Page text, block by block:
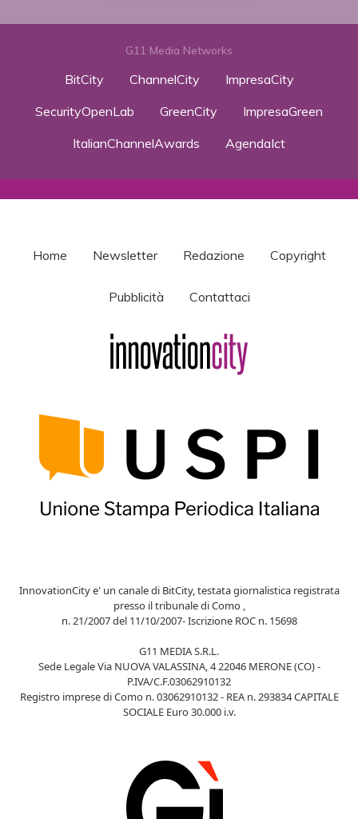
G11 Media Networks
BitCity ChannelCity
ImpresaCity
SecurityOpenLab
GreenCity
ImpresaGreen
ItalianChannelAwards
AgendaIct
Home Newsletter Redazione Copyright
Pubblicità Contattaci
InnovationCity e' un canale di BitCity, testata giornalistica registrata
presso il tribunale di Como ,
n. 21/2007 del 11/10/2007- Iscrizione ROC n. 15698
G11 MEDIA S.R.L.
Sede Legale Via NUOVA VALASSINA, 4 22046 MERONE (CO) -
P.IVA/C.F.03062910132
Registro imprese di Como n. 03062910132 - REA n. 293834 CAPITALE
SOCIALE Euro 30.000 i.v.